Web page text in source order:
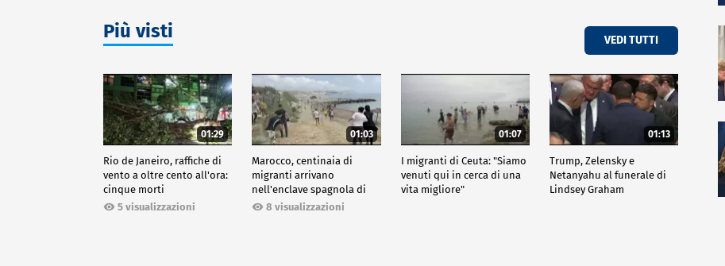
Più visti VEDI TUTTI
01:29
Rio de Janeiro, raffiche di
vento a oltre cento all'ora:
cinque morti
5 visualizzazioni
01:03
Marocco, centinaia di
migranti arrivano
nell'enclave spagnola di
Ceuta8 visualizzazioni
01:07
I migranti di Ceuta: "Siamo
venuti qui in cerca di una
vita migliore"
01:13
Trump, Zelensky e
Netanyahu al funerale di
Lindsey Graham